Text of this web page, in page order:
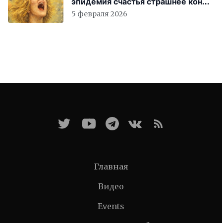
света
5 февраля 2026
Главная
Видео
Events